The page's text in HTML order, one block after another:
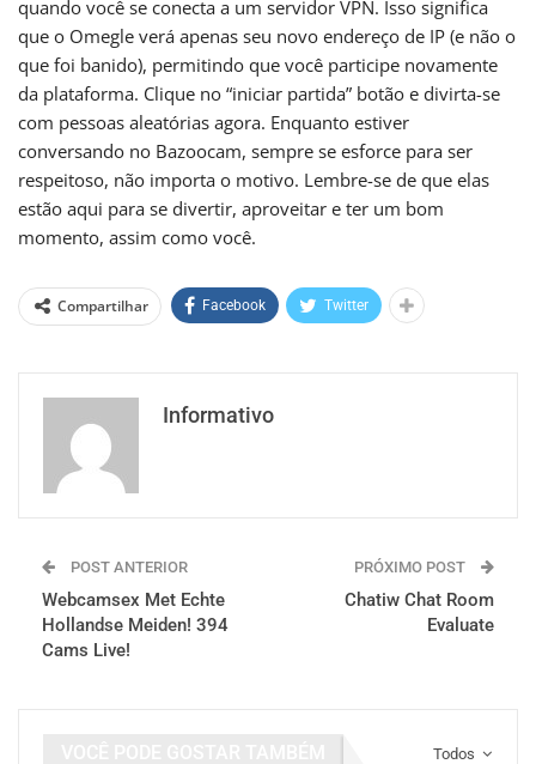
quando você se conecta a um servidor VPN. Isso significa
que o Omegle verá apenas seu novo endereço de IP (e não o
que foi banido), permitindo que você participe novamente
da plataforma. Clique no “iniciar partida” botão e divirta-se
com pessoas aleatórias agora. Enquanto estiver
conversando no Bazoocam, sempre se esforce para ser
respeitoso, não importa o motivo. Lembre-se de que elas
estão aqui para se divertir, aproveitar e ter um bom
momento, assim como você.
Compartilhar Facebook Twitter
Informativo
POST ANTERIOR
Webcamsex Met Echte
Hollandse Meiden! 394
Cams Live!
PRÓXIMO POST
Chatiw Chat Room
Evaluate
Todos